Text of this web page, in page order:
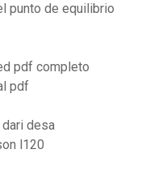
punto de equilibrio
pdf completo
pdf
desa
l120